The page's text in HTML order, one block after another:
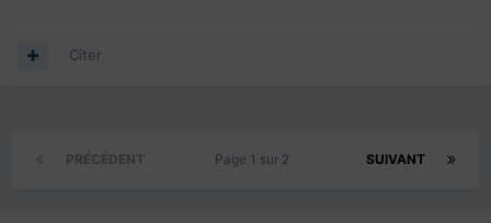
Citer
PRÉCÉDENT SUIVANT
Page 1 sur 2